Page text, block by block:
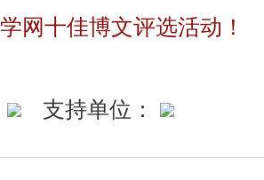
网十佳博文评选活动！
支持单位：